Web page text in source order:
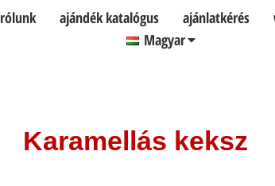
rólunk ajándék katalógus ajánlatkérés
Magyar
Karamellás keksz